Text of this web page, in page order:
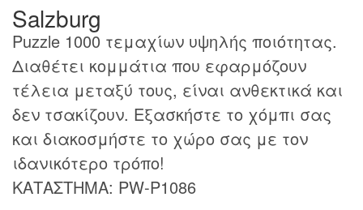
Salzburg
Puzzle 1000 τεμαχίων υψηλής ποιότητας.
Διαθέτει κομμάτια που εφαρμόζουν
τέλεια μεταξύ τους, είναι ανθεκτικά και
δεν τσακίζουν. Εξασκήστε το χόμπι σας
και διακοσμήστε το χώρο σας με τον
ιδανικότερο τρόπο!
ΚΑΤΑΣΤΗΜΑ: PW-P1086